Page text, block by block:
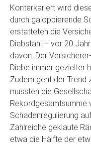
Konterkariert wird
durch galoppierende
erstatteten die
Diebstahl – vor 20
davon. Der
Diebe immer gezielter
Zudem geht der Trend
mussten die
Rekordgesamtsumme
Schadenregulierung
Zahlreiche geklaute
etwa die Hälfte der